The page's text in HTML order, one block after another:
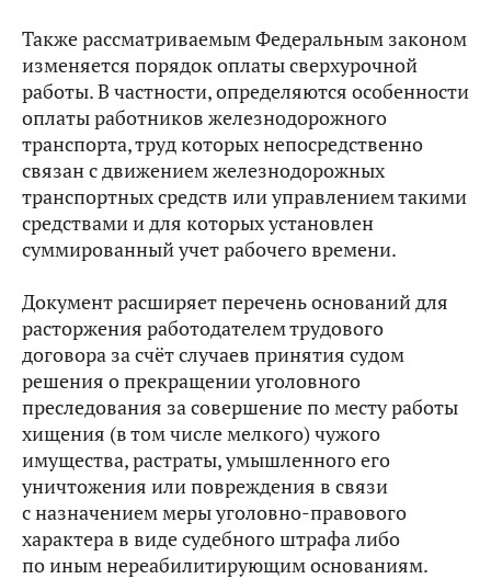
Также рассматриваемым Федеральным законом
изменяется порядок оплаты сверхурочной
работы. В частности, определяются особенности
оплаты работников железнодорожного
транспорта, труд которых непосредственно
связан с движением железнодорожных
транспортных средств или управлением такими
средствами и для которых установлен
суммированный учет рабочего времени.
Документ расширяет перечень оснований для
расторжения работодателем трудового
договора за счёт случаев принятия судом
решения о прекращении уголовного
преследования за совершение по месту работы
хищения (в том числе мелкого) чужого
имущества, растраты, умышленного его
уничтожения или повреждения в связи
с назначением меры уголовно-правового
характера в виде судебного штрафа либо
по иным нереабилитирующим основаниям.